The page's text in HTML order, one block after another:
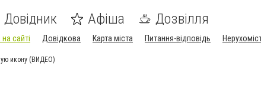
Довідник Афіша Дозвілля
сайті Довідкова Карта міста Питання-відповідь
икону (ВИДЕО)